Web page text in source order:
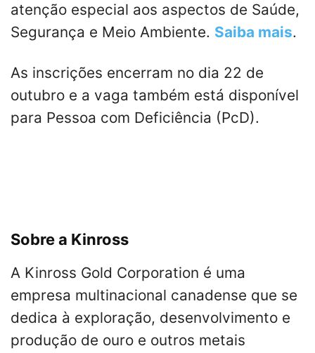
atenção especial aos aspectos de Saúde,
Segurança e Meio Ambiente. Saiba mais.
As inscrições encerram no dia 22 de
outubro e a vaga também está disponível
para Pessoa com Deficiência (PcD).
Sobre a Kinross
A Kinross Gold Corporation é uma
empresa multinacional canadense que se
dedica à exploração, desenvolvimento e
produção de ouro e outros metais